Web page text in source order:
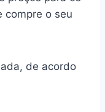
compre o seu
de acordo